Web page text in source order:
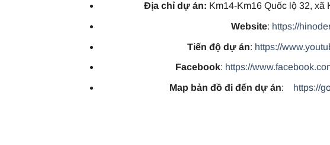
Địa chỉ dự án: Km14-Km16 Quốc lộ 32,
Website: https://
Tiến độ dự án: https://
Facebook: https://
Map bản đồ đi đến dự án: https://